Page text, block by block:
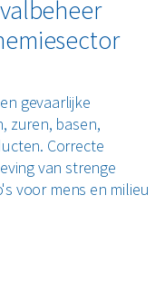
gevaarlijke
zuren, basen,
Correcte
van strenge
voor mens en milieu